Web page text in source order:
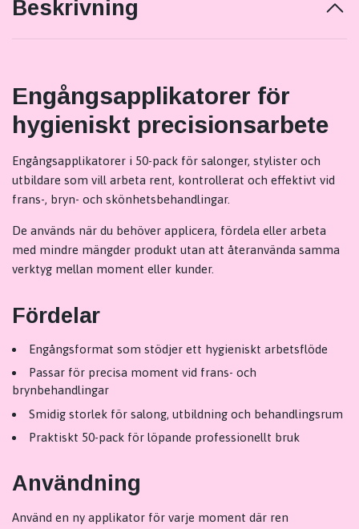
Beskrivning
Engångsapplikatorer för
hygieniskt precisionsarbete
Engångsapplikatorer i 50-pack för salonger, stylister och
utbildare som vill arbeta rent, kontrollerat och effektivt vid
frans-, bryn- och skönhetsbehandlingar.
De används när du behöver applicera, fördela eller arbeta
med mindre mängder produkt utan att återanvända samma
verktyg mellan moment eller kunder.
Fördelar
Engångsformat som stödjer ett hygieniskt arbetsflöde
Passar för precisa moment vid frans- och
brynbehandlingar
Smidig storlek för salong, utbildning och behandlingsrum
Praktiskt 50-pack för löpande professionellt bruk
Användning
Använd en ny applikator för varje moment där ren